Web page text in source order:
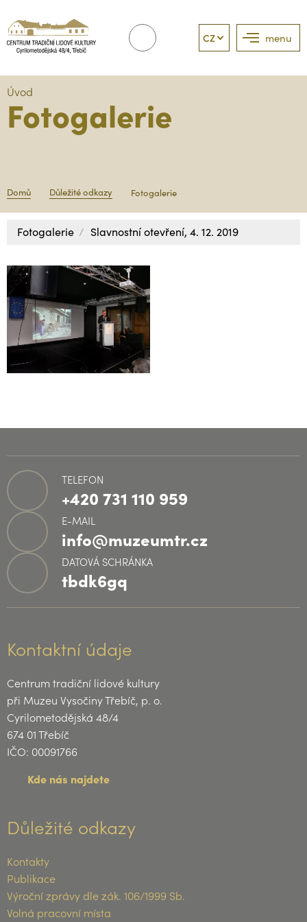
menu
CZ
Úvod
Fotogalerie
Domů Důležité odkazy Fotogalerie
Fotogalerie Slavnostní otevření, 4. 12. 2019
TELEFON
+420 731 110 959
E-MAIL
info@muzeumtr.cz
DATOVÁ SCHRÁNKA
tbdk6gq
Kontaktní údaje
Centrum tradiční lidové kultury
při Muzeu Vysočiny Třebíč, p. o.
Cyrilometodějská 48/4
674 01 Třebíč
IČO: 00091766
Kde nás najdete
Důležité odkazy
Kontakty
Publikace
Výroční zprávy dle zák. 106/1999 Sb.
Volná pracovní místa